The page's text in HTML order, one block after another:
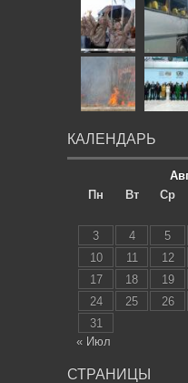
КАЛЕНДАРЬ
Пн
Вт Ср
3
4 5
10
11 12
17
18 19
24
25 26
31
« Июл
СТРАНИЦЫ